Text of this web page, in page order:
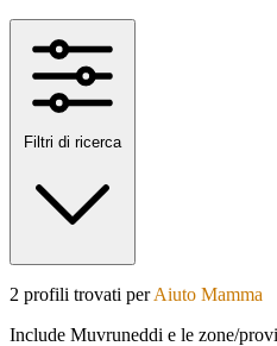
Filtri di ricerca
2 profili trovati perAiuto Mamma
Include Muvruneddi e le zone/